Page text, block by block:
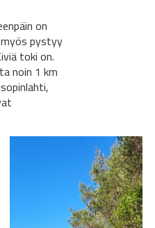
on
pystyy
toki on.
noin 1 km